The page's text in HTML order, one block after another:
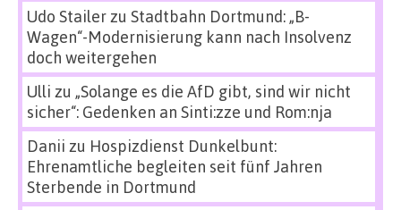
Udo Stailerzu Stadtbahn Dortmund: „B-
Wagen“-Modernisierung kann nach Insolvenz
doch weitergehen
Ulli zu „Solange es die AfD gibt, sind wir nicht
sicher“: Gedenken an Sinti:zze und Rom:nja
Danii zu Hospizdienst Dunkelbunt:
Ehrenamtliche begleiten seit fünf Jahren
Sterbende in Dortmund